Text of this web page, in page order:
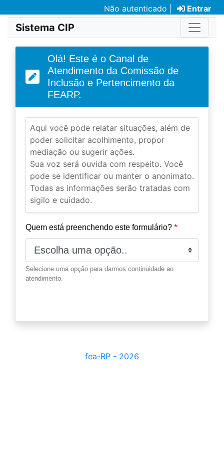
Não autenticado | Entrar
Sistema CIP
Olá! Este é o Canal de
Atendimento da Comissão de
Inclusão e Pertencimento da
FEARP.
Aqui você pode relatar situações, além de
poder solicitar acolhimento, propor
mediação ou sugerir ações.
Sua voz será ouvida com respeito. Você
pode se identificar ou manter o anonimato.
Todas as informações serão tratadas com
sigilo e cuidado.
Quem está preenchendo este formulário? *
Selecione uma opção para darmos continuidade ao
atendimento.
fea-RP - 2026